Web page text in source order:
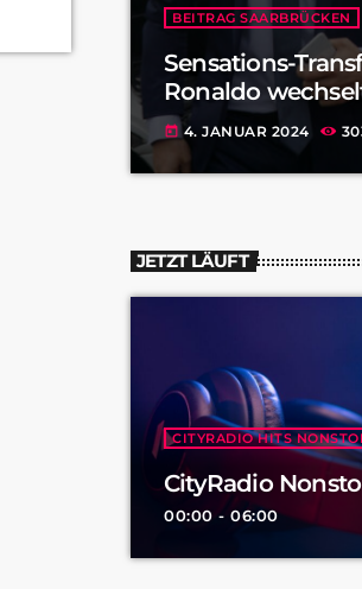
BEITRAG SAARBRÜCKEN
Sensations-
Ronaldo
today 4. JANUAR 2024
JETZT LÄUFT
CITYRADIO HITS
CityRadio
00:00 - 06:00